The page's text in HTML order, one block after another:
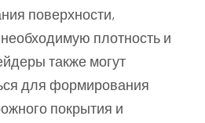
поверхности,
плотность и
также могут
для формирования
покрытия и